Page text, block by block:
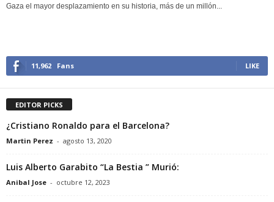
Gaza el mayor desplazamiento en su historia, más de un millón...
11,962 Fans LIKE
EDITOR PICKS
¿Cristiano Ronaldo para el Barcelona?
Martin Perez - agosto 13, 2020
Luis Alberto Garabito “La Bestia ” Murió:
Anibal Jose - octubre 12, 2023